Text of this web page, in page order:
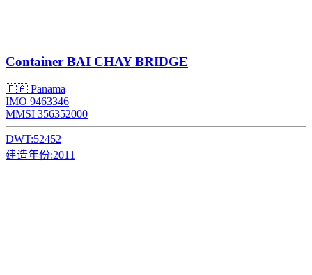
Container BAI CHAY BRIDGE
🇵🇦 Panama
IMO 9463346
MMSI 356352000
DWT:52452
建造年份:2011